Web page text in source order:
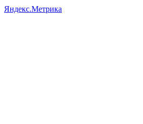
Яндекс.Метрика